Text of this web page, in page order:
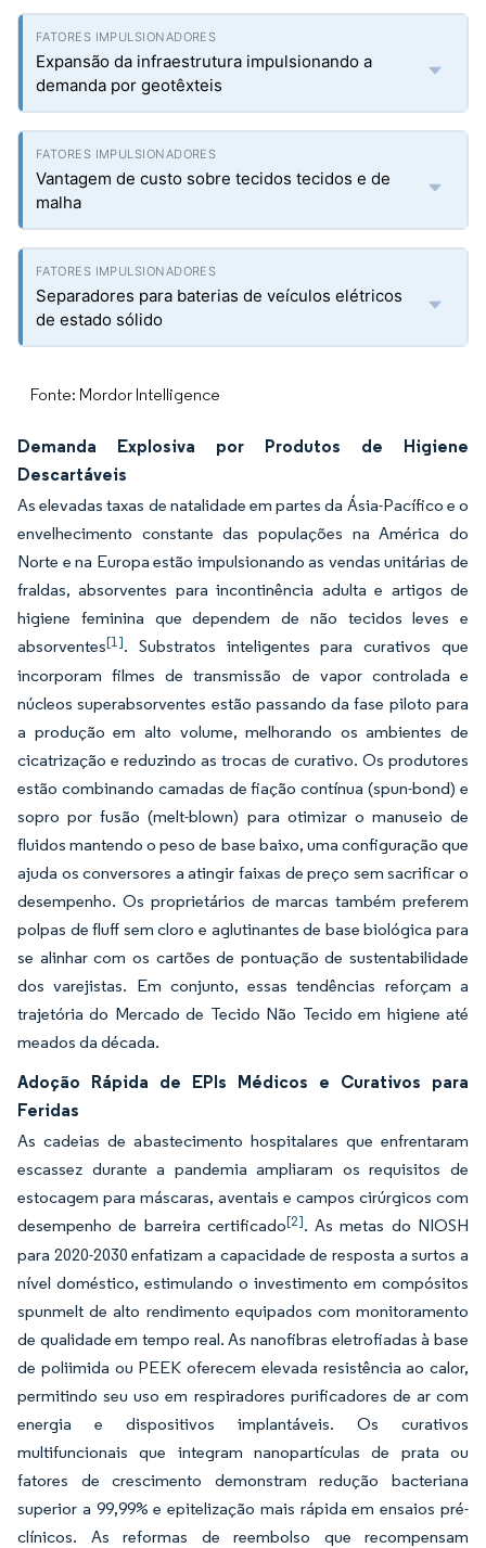
Expansão da infraestrutura impulsionando a
demanda por geotêxteis
Vantagem de custo sobre tecidos tecidos e de
malha
Separadores para baterias de veículos elétricos
de estado sólido
Fonte: Mordor Intelligence
Demanda Explosiva por Produtos de Higiene
Descartáveis
As elevadas taxas de natalidade em partes da Ásia-Pacífico e o
envelhecimento constante das populações na América do
Norte e na Europa estão impulsionando as vendas unitárias de
fraldas, absorventes para incontinência adulta e artigos de
higiene feminina que dependem de não tecidos leves e
absorventes[1]. Substratos inteligentes para curativos que
incorporam filmes de transmissão de vapor controlada e
núcleos superabsorventes estão passando da fase piloto para
a produção em alto volume, melhorando os ambientes de
cicatrização e reduzindo as trocas de curativo. Os produtores
estão combinando camadas de fiação contínua (spun-bond) e
sopro por fusão (melt-blown) para otimizar o manuseio de
fluidos mantendo o peso de base baixo, uma configuração que
ajuda os conversores a atingir faixas de preço sem sacrificar o
desempenho. Os proprietários de marcas também preferem
polpas de fluff sem cloro e aglutinantes de base biológica para
se alinhar com os cartões de pontuação de sustentabilidade
dos varejistas. Em conjunto, essas tendências reforçam a
trajetória do Mercado de Tecido Não Tecido em higiene até
meados da década.
Adoção Rápida de EPIs Médicos e Curativos para
Feridas
As cadeias de abastecimento hospitalares que enfrentaram
escassez durante a pandemia ampliaram os requisitos de
estocagem para máscaras, aventais e campos cirúrgicos com
desempenho de barreira certificado[2]. As metas do NIOSH
para 2020-2030 enfatizam a capacidade de resposta a surtos a
nível doméstico, estimulando o investimento em compósitos
spunmelt de alto rendimento equipados com monitoramento
de qualidade em tempo real. As nanofibras eletrofiadas à base
de poliimida ou PEEK oferecem elevada resistência ao calor,
permitindo seu uso em respiradores purificadores de ar com
energia e dispositivos implantáveis. Os curativos
multifuncionais que integram nanopartículas de prata ou
fatores de crescimento demonstram redução bacteriana
superior a 99,99% e epitelização mais rápida em ensaios pré-
clínicos. As reformas de reembolso que recompensam